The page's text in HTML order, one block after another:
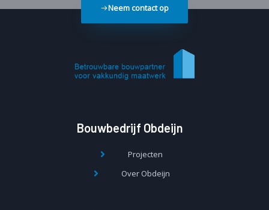
Neem contact op
Bouwbedrijf Obdeijn
Projecten
Over Obdeijn